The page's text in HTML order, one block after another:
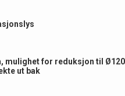
mulighet for reduksjon til
ut bak